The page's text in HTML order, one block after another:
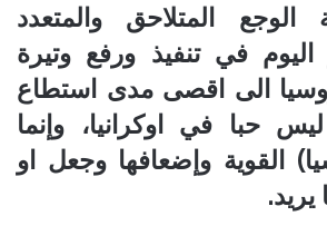
المتلاحق والمتعدد
في تنفيذ ورفع وتيرة
الى اقصى مدى استطاع
حبا في اوكرانيا، وإنما
القوية وإضعافها وجعل او
يريد.